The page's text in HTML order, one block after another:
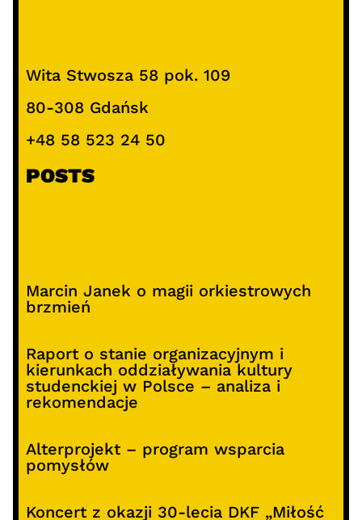
Wita Stwosza 58 pok. 109
80-308 Gdańsk
+48 58 523 24 50
POSTS
Marcin Janek o magii orkiestrowych
brzmień
Raport o stanie organizacyjnym i
kierunkach oddziaływania kultury
studenckiej w Polsce – analiza i
rekomendacje
Alterprojekt – program wsparcia
pomysłów
Koncert z okazji 30-lecia DKF „Miłość